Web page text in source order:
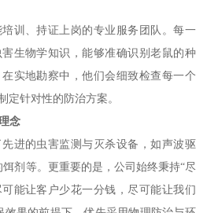
训、持证上岗的专业服务团队。每一
生物学知识，能够准确识别老鼠的种
实地勘察中，他们会细致检查每一个
定针对性的防治方案。
念
进的虫害监测与灭杀设备，如声波驱
剂等。更重要的是，公司始终秉持“尽
能让客户少花一分钱，尽可能让我们